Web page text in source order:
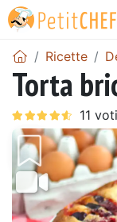
Ricette
Torta